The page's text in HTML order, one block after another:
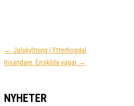
← Julskyltning i Ytterhogdal
Insändare: Enskilda vägar →
NYHETER